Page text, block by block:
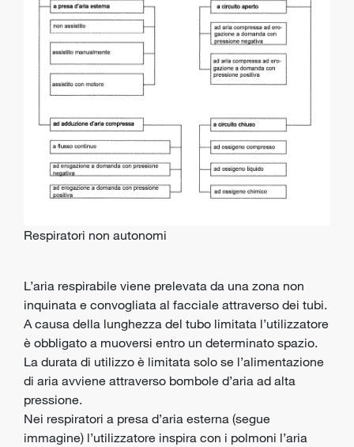
Respiratori non autonomi
L’aria respirabile viene prelevata da una zona non
inquinata e convogliata al facciale attraverso dei tubi.
A causa della lunghezza del tubo limitata l’utilizzatore
è obbligato a muoversi entro un determinato spazio.
La durata di utilizzo è limitata solo se l’alimentazione
di aria avviene attraverso bombole d’aria ad alta
pressione.
Nei respiratori a presa d’aria esterna (segue
immagine) l’utilizzatore inspira con i polmoni l’aria